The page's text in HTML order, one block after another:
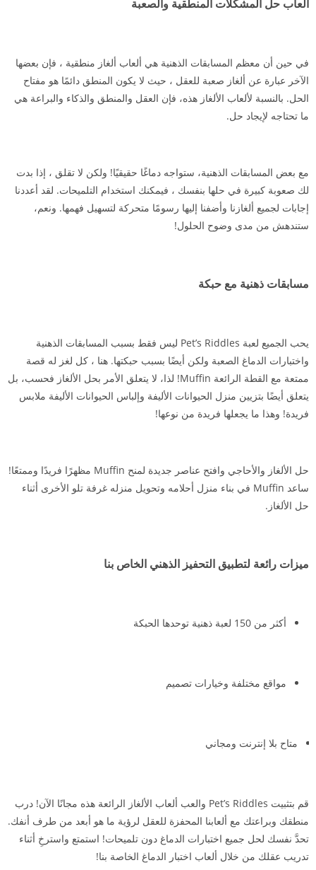
ألعاب حل المشكلات المنطقية والصعبة
في حين أن معظم المسابقات الذهنية هي ألعاب ألغاز منطقية ، فإن بعضها
الآخر عبارة عن ألغاز صعبة للعقل ، حيث لا يكون المنطق دائمًا هو مفتاح
الحل. بالنسبة لألعاب الألغاز هذه، فإن العقل والمنطق والذكاء والبراعة هي
ما تحتاجه لإيجاد حل.
مع بعض المسابقات الذهنية، ستواجه دماغًا حقيقيًا! ولكن لا تقلق ، إذا بدت
لك صعوبة كبيرة في حلها بنفسك ، فيمكنك استخدام التلميحات. لقد أعددنا
إجابات لجميع ألغازنا وأضفنا إليها رسومًا متحركة لتسهيل فهمها. ونعم،
ستندهش من مدى وضوح الحلول!
مسابقات ذهنية مع حبكة
يحب الجميع لعبة Pet’s Riddles ليس فقط بسبب المسابقات الذهنية
واختبارات الدماغ الصعبة ولكن أيضًا بسبب حبكتها. هنا ، كل لغز له قصة
ممتعة مع القطة الرائعة Muffin! لذا، لا يتعلق الأمر بحل الألغاز فحسب، بل
يتعلق أيضًا بتزيين منزل الحيوانات الأليفة وإلباس الحيوانات الأليفة ملابس
فريدة! وهذا ما يجعلها فريدة من نوعها!
حل الألغاز والأحاجي وافتح عناصر جديدة لمنح Muffin مظهرًا فريدًا وممتعًا!
ساعد Muffin في بناء منزل أحلامه وتحويل منزله غرفة تلو الأخرى أثناء
حل الألغاز.
ميزات رائعة لتطبيق التحفيز الذهني الخاص بنا
أكثر من 150 لعبة ذهنية توحدها الحبكة
مواقع مختلفة وخيارات تصميم
متاح بلا إنترنت ومجاني
قم بتثبيت Pet’s Riddles والعب ألعاب الألغاز الرائعة هذه مجانًا الآن! درب
منطقك وبراعتك مع ألعابنا المحفزة للعقل لرؤية ما هو أبعد من طرف أنفك.
تحدَّ نفسك لحل جميع اختبارات الدماغ دون تلميحات! استمتع واسترخِ أثناء
تدريب عقلك من خلال ألعاب اختبار الدماغ الخاصة بنا!